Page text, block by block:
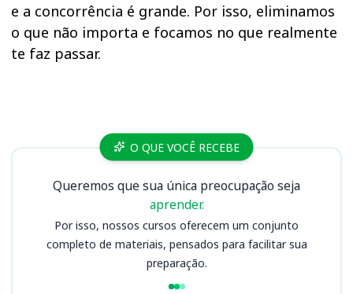
e a concorrência é grande. Por isso, eliminamos
o que não importa e focamos no que realmente
te faz passar.
Cursos MPF O QUE VOCÊ RECEBE
Queremos que sua única preocupação seja
aprender.
Por isso, nossos cursos oferecem um conjunto
completo de materiais, pensados para facilitar sua
preparação.